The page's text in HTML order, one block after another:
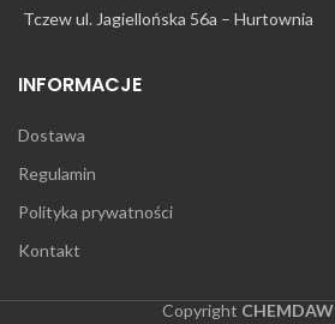
Tczew ul. Jagiellońska 56a – Hurtownia
INFORMACJE
Dostawa
Regulamin
Polityka prywatności
Kontakt
Copyright CHEMDAW